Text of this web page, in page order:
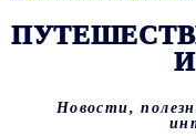
Новости,